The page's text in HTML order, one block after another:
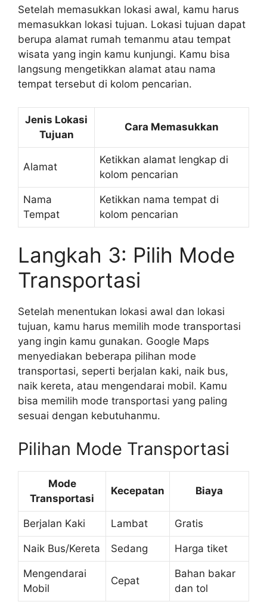
Setelah memasukkan lokasi awal, kamu harus
memasukkan lokasi tujuan. Lokasi tujuan dapat
berupa alamat rumah temanmu atau tempat
wisata yang ingin kamu kunjungi. Kamu bisa
langsung mengetikkan alamat atau nama
tempat tersebut di kolom pencarian.
Jenis Lokasi
Tujuan
Cara Memasukkan
Alamat
Ketikkan alamat lengkap di
kolom pencarian
Nama
Tempat
Ketikkan nama tempat di
kolom pencarian
Langkah 3: Pilih Mode
Transportasi
Setelah menentukan lokasi awal dan lokasi
tujuan, kamu harus memilih mode transportasi
yang ingin kamu gunakan. Google Maps
menyediakan beberapa pilihan mode
transportasi, seperti berjalan kaki, naik bus,
naik kereta, atau mengendarai mobil. Kamu
bisa memilih mode transportasi yang paling
sesuai dengan kebutuhanmu.
Pilihan Mode Transportasi
Mode
Transportasi
Kecepatan Biaya
Berjalan Kaki Lambat Gratis
Naik Bus/Kereta Sedang Harga tiket
Mengendarai
Mobil
Cepat
Bahan bakar
dan tol